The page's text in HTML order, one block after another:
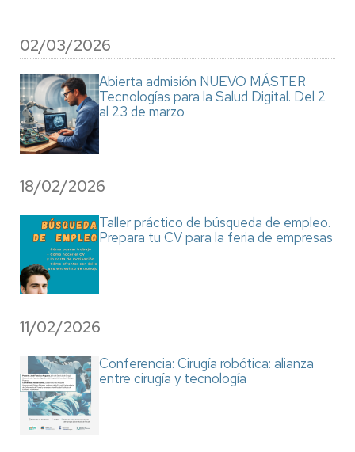
02/03/2026
Abierta admisión NUEVO MÁSTER
Tecnologías para la Salud Digital. Del 2
al 23 de marzo
18/02/2026
Taller práctico de búsqueda de empleo.
Prepara tu CV para la feria de empresas
11/02/2026
Conferencia: Cirugía robótica: alianza
entre cirugía y tecnología